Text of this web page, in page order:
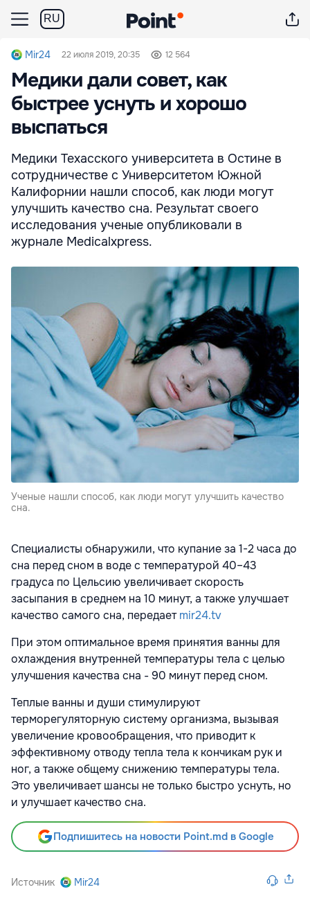
RU
Mir24 22 июля 2019, 20:35 12 564
Медики дали совет, как
быстрее уснуть и хорошо
выспаться
Медики Техасского университета в Остине в
сотрудничестве с Университетом Южной
Калифорнии нашли способ, как люди могут
улучшить качество сна. Результат своего
исследования ученые опубликовали в
журнале Medicalxpress.
Ученые нашли способ, как люди могут улучшить качество
сна.
Специалисты обнаружили, что купание за 1-2 часа до
сна перед сном в воде с температурой 40–43
градуса по Цельсию увеличивает скорость
засыпания в среднем на 10 минут, а также улучшает
качество самого сна, передаетmir24.tv
При этом оптимальное время принятия ванны для
охлаждения внутренней температуры тела с целью
улучшения качества сна - 90 минут передсном.
Теплые ванны и души стимулируют
терморегуляторную систему организма, вызывая
увеличение кровообращения, что приводит к
эффективному отводу тепла тела к кончикам рук и
ног, а также общему снижению температуры тела.
Это увеличивает шансы не только быстро уснуть, но
и улучшает качество сна.
Подпишитесь на новости Point.md в Google
Источник Mir24